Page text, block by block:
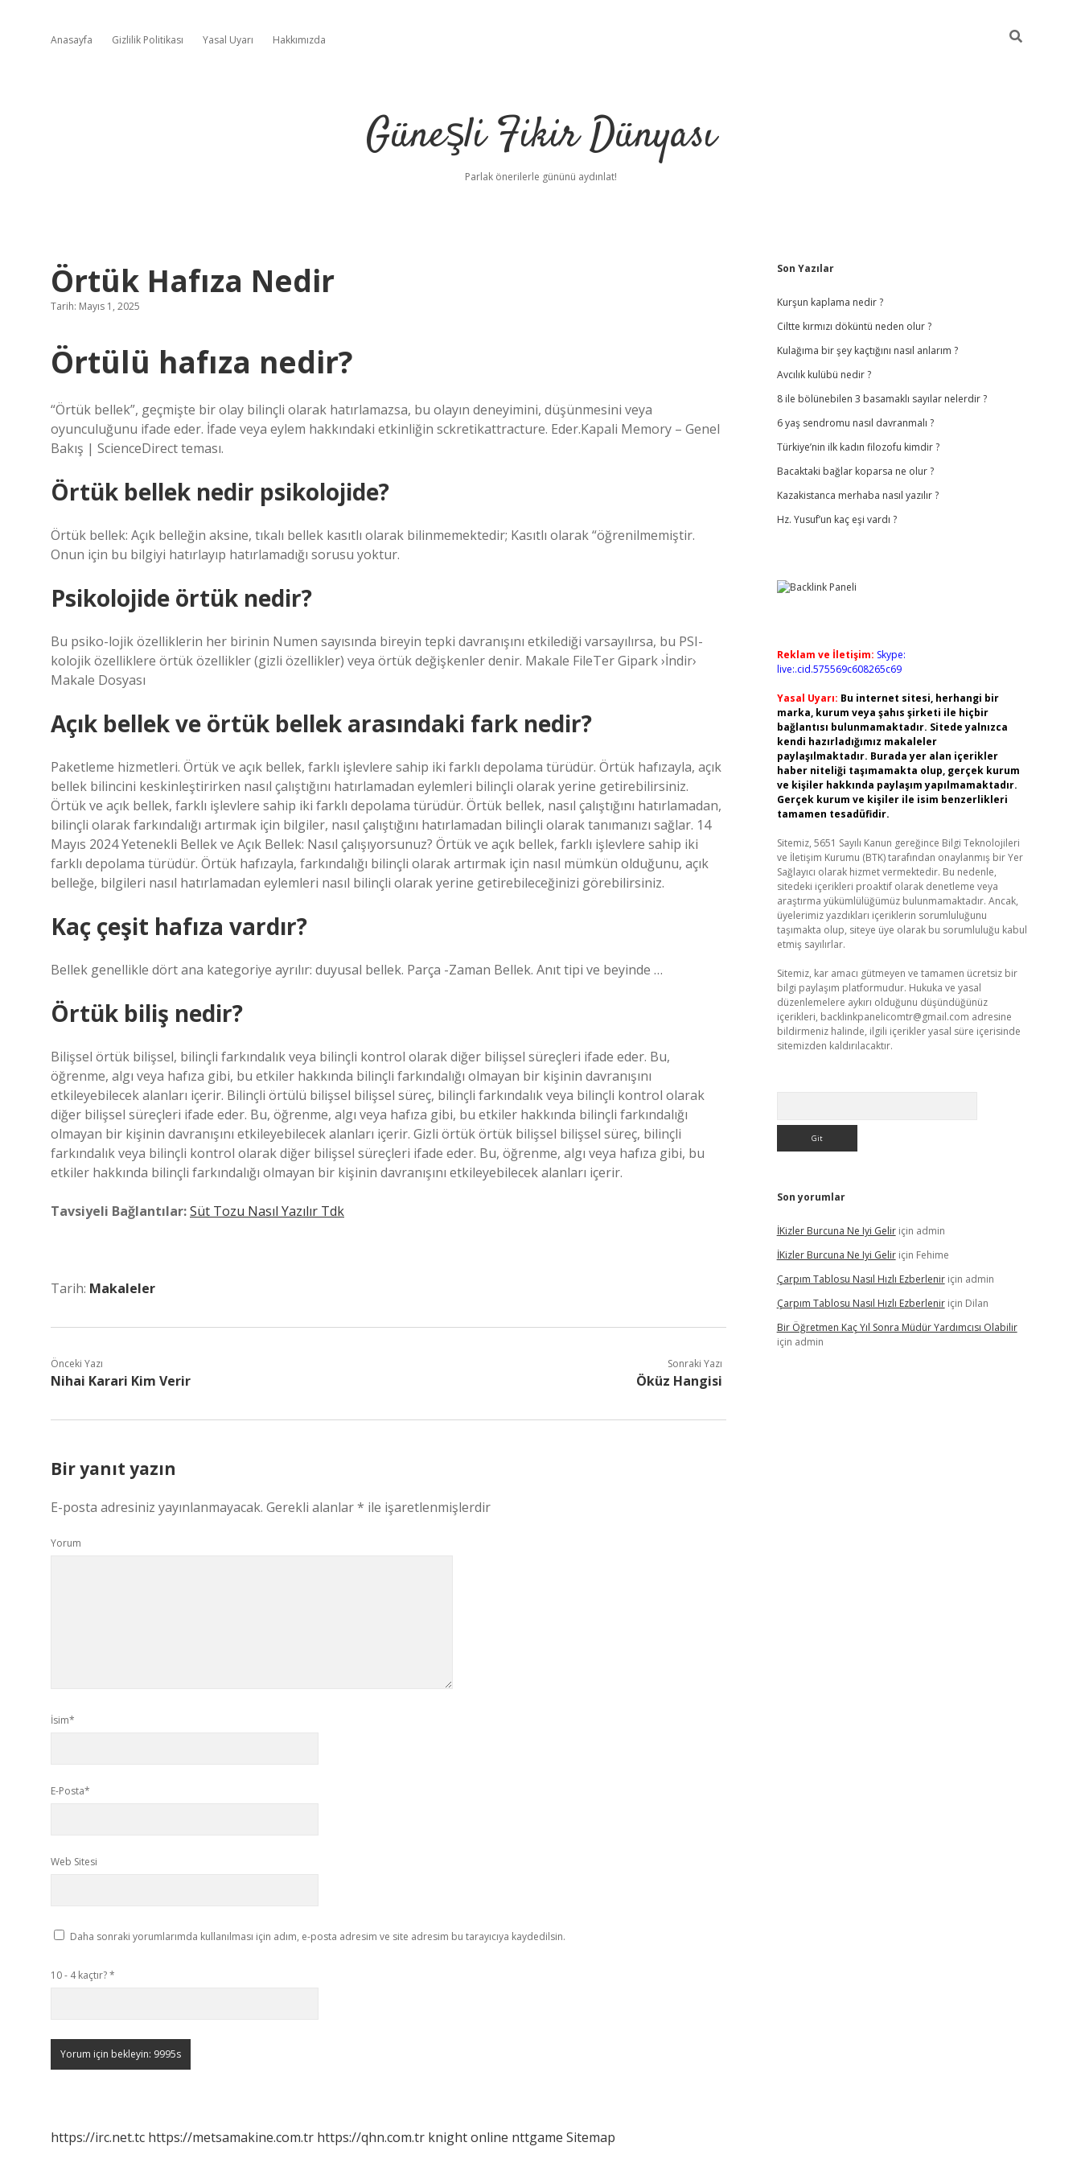
Anasayfa Gizlilik Politikası Yasal Uyarı Hakkımızda
Güneşli Fikir Dünyası
Parlak önerilerle gününü aydınlat!
Örtük Hafıza Nedir
Tarih: Mayıs 1, 2025
Örtülü hafıza nedir?
“Örtük bellek”, geçmişte bir olay bilinçli olarak hatırlamazsa, bu olayın deneyimini, düşünmesini veya
oyunculuğunu ifade eder. İfade veya eylem hakkındaki etkinliğin sckretikattracture. Eder.Kapali Memory – Genel
Bakış | ScienceDirect teması.
Örtük bellek nedir psikolojide?
Örtük bellek: Açık belleğin aksine, tıkalı bellek kasıtlı olarak bilinmemektedir; Kasıtlı olarak “öğrenilmemiştir.
Onun için bu bilgiyi hatırlayıp hatırlamadığı sorusu yoktur.
Psikolojide örtük nedir?
Bu psiko-lojik özelliklerin her birinin Numen sayısında bireyin tepki davranışını etkilediği varsayılırsa, bu PSI-
kolojik özelliklere örtük özellikler (gizli özellikler) veya örtük değişkenler denir. Makale FileTer Gipark ›İndir›
Makale Dosyası
Açık bellek ve örtük bellek arasındaki fark nedir?
Paketleme hizmetleri. Örtük ve açık bellek, farklı işlevlere sahip iki farklı depolama türüdür. Örtük hafızayla, açık
bellek bilincini keskinleştirirken nasıl çalıştığını hatırlamadan eylemleri bilinçli olarak yerine getirebilirsiniz.
Örtük ve açık bellek, farklı işlevlere sahip iki farklı depolama türüdür. Örtük bellek, nasıl çalıştığını hatırlamadan,
bilinçli olarak farkındalığı artırmak için bilgiler, nasıl çalıştığını hatırlamadan bilinçli olarak tanımanızı sağlar. 14
Mayıs 2024 Yetenekli Bellek ve Açık Bellek: Nasıl çalışıyorsunuz? Örtük ve açık bellek, farklı işlevlere sahip iki
farklı depolama türüdür. Örtük hafızayla, farkındalığı bilinçli olarak artırmak için nasıl mümkün olduğunu, açık
belleğe, bilgileri nasıl hatırlamadan eylemleri nasıl bilinçli olarak yerine getirebileceğinizi görebilirsiniz.
Kaç çeşit hafıza vardır?
Bellek genellikle dört ana kategoriye ayrılır: duyusal bellek. Parça -Zaman Bellek. Anıt tipi ve beyinde …
Örtük biliş nedir?
Bilişsel örtük bilişsel, bilinçli farkındalık veya bilinçli kontrol olarak diğer bilişsel süreçleri ifade eder. Bu,
öğrenme, algı veya hafıza gibi, bu etkiler hakkında bilinçli farkındalığı olmayan bir kişinin davranışını
etkileyebilecek alanları içerir. Bilinçli örtülü bilişsel bilişsel süreç, bilinçli farkındalık veya bilinçli kontrol olarak
diğer bilişsel süreçleri ifade eder. Bu, öğrenme, algı veya hafıza gibi, bu etkiler hakkında bilinçli farkındalığı
olmayan bir kişinin davranışını etkileyebilecek alanları içerir. Gizli örtük örtük bilişsel bilişsel süreç, bilinçli
farkındalık veya bilinçli kontrol olarak diğer bilişsel süreçleri ifade eder. Bu, öğrenme, algı veya hafıza gibi, bu
etkiler hakkında bilinçli farkındalığı olmayan bir kişinin davranışını etkileyebilecek alanları içerir.
Tavsiyeli Bağlantılar:Süt Tozu Nasıl Yazılır Tdk
Tarih: Makaleler
Önceki Yazı
Nihai Karari Kim Verir
Sonraki Yazı
Öküz Hangisi
Bir yanıt yazın
E-posta adresiniz yayınlanmayacak. Gerekli alanlar* ile işaretlenmişlerdir
Yorum
İsim*
E-Posta*
Web Sitesi
Daha sonraki yorumlarımda kullanılması için adım, e-posta adresim ve site adresim bu tarayıcıya kaydedilsin.
10 - 4 kaçtır?*
https://irc.net.tc https://metsamakine.com.tr https://qhn.com.tr knight online nttgame Sitemap
Sidebar
Son Yazılar
Kurşun kaplama nedir ?
Ciltte kırmızı döküntü neden olur ?
Kulağıma bir şey kaçtığını nasıl anlarım ?
Avcılık kulübü nedir ?
8 ile bölünebilen 3 basamaklı sayılar nelerdir ?
6 yaş sendromu nasıl davranmalı ?
Türkiye’nin ilk kadın filozofu kimdir ?
Bacaktaki bağlar koparsa ne olur ?
Kazakistanca merhaba nasıl yazılır ?
Hz. Yusuf’un kaç eşi vardı ?
Reklam ve İletişim: Skype:
live:.cid.575569c608265c69
Yasal Uyarı: Bu internet sitesi, herhangi bir
marka, kurum veya şahıs şirketi ile hiçbir
bağlantısı bulunmamaktadır. Sitede yalnızca
kendi hazırladığımız makaleler
paylaşılmaktadır. Burada yer alan içerikler
haber niteliği taşımamakta olup, gerçek kurum
ve kişiler hakkında paylaşım yapılmamaktadır.
Gerçek kurum ve kişiler ile isim benzerlikleri
tamamen tesadüfidir.
Sitemiz, 5651 Sayılı Kanun gereğince Bilgi Teknolojileri
ve İletişim Kurumu (BTK) tarafından onaylanmış bir Yer
Sağlayıcı olarak hizmet vermektedir. Bu nedenle,
sitedeki içerikleri proaktif olarak denetleme veya
araştırma yükümlülüğümüz bulunmamaktadır. Ancak,
üyelerimiz yazdıkları içeriklerin sorumluluğunu
taşımakta olup, siteye üye olarak bu sorumluluğu kabul
etmiş sayılırlar.
Sitemiz, kar amacı gütmeyen ve tamamen ücretsiz bir
bilgi paylaşım platformudur. Hukuka ve yasal
düzenlemelere aykırı olduğunu düşündüğünüz
içerikleri, backlinkpanelicomtr@gmail.com adresine
bildirmeniz halinde, ilgili içerikler yasal süre içerisinde
sitemizden kaldırılacaktır.
Son yorumlar
İKizler Burcuna Ne Iyi Geliriçin admin
İKizler Burcuna Ne Iyi Geliriçin Fehime
Çarpım Tablosu Nasıl Hızlı Ezberleniriçin admin
Çarpım Tablosu Nasıl Hızlı Ezberleniriçin Dilan
Bir Öğretmen Kaç Yıl Sonra Müdür Yardımcısı Olabilir
için admin
hiltonbetvdcasino güncel giriş